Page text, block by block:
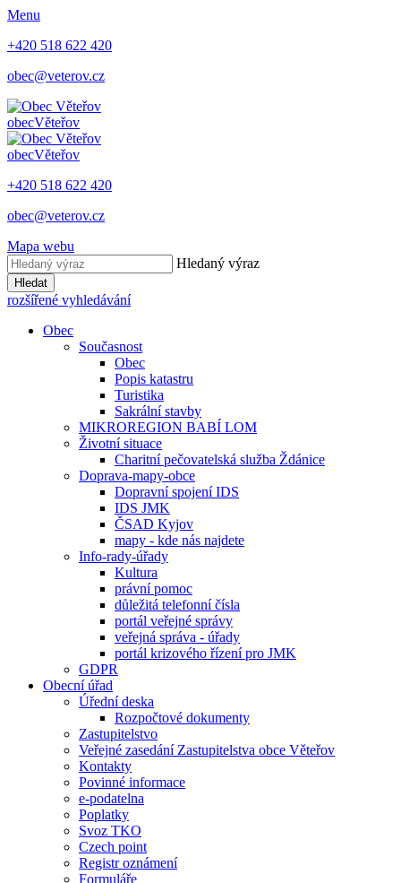
Menu
+420 518 622 420
obec@veterov.cz
obecVěteřov
obecVěteřov
+420 518 622 420
obec@veterov.cz
Mapa webu
Hledaný výraz
Hledat
rozšířené vyhledávání
Obec
Současnost
Obec
Popis katastru
Turistika
Sakrální stavby
MIKROREGION BABÍ LOM
Životní situace
Charitní pečovatelská služba Ždánice
Doprava-mapy-obce
Dopravní spojení IDS
IDS JMK
ČSAD Kyjov
mapy - kde nás najdete
Info-rady-úřady
Kultura
právní pomoc
důležitá telefonní čísla
portál veřejné správy
veřejná správa - úřady
portál krizového řízení pro JMK
GDPR
Obecní úřad
Úřední deska
Rozpočtové dokumenty
Zastupitelstvo
Veřejné zasedání Zastupitelstva obce Věteřov
Kontakty
Povinné informace
e-podatelna
Poplatky
Svoz TKO
Czech point
Registr oznámení
Formuláře